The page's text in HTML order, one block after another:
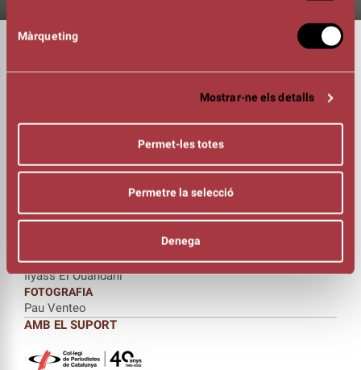
Màrqueting
Mostrar-ne els detalls
Permet-les totes
Permetre la selecció
Denega
DURADA
DIRECCIÓ
Albert Tola
Albert Tola
Laura Rosel
Jorge Yamam
Ilyass El Ouahdani
FOTOGRAFIA
Pau Venteo
AMB EL SUPORT